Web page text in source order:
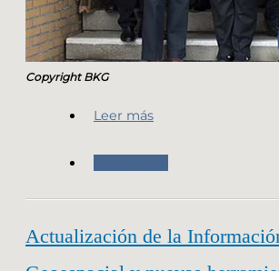
Copyright BKG
Leer más
Actualización de la